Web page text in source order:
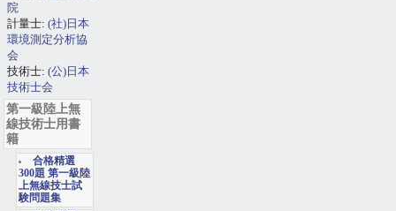
院
計量士: (社)日本
環境測定分析協
会
技術士: (公)日本
技術士会
第一級陸上無
線技術士用書
籍
合格精選
300題 第一級陸
上無線技士試
験問題集